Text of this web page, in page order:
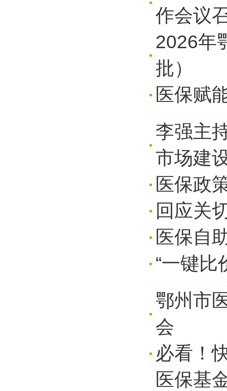
作会议
2026年
批）
医保赋
李强主
市场建
医保政
回应关
医保自
“一键比
鄂州市
会
必看！
医保基